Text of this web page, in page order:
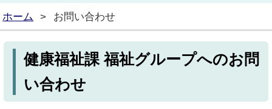
ホーム > お問い合わせ
健康福祉課 福祉グループへのお問
い合わせ